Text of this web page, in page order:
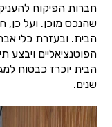
חברות הפיקוח
שהנכס מוכן. ועל כן,
הבית. ובעזרת כלי
הפוטנציאליים ויבצע
הבית יוכרז כבטוח
שנים.